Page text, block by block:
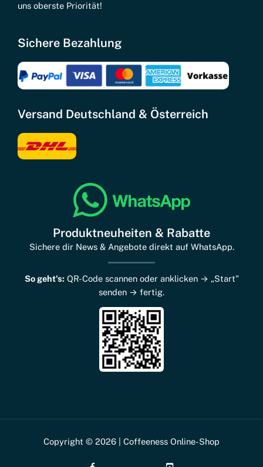
uns oberste Priorität!
Sichere Bezahlung
Versand Deutschland & Österreich
Produktneuheiten & Rabatte
Sichere dir News & Angebote direkt auf WhatsApp.
So geht's: QR-Code scannen oder anklicken → „Start"
senden → fertig.
Copyright © 2026 | Coffeeness Online-Shop